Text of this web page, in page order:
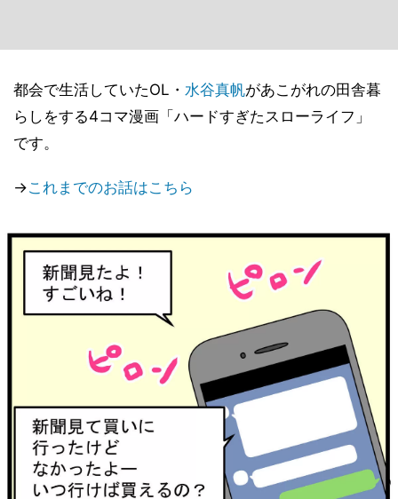
都会で生活していたOL・ 水谷真帆があこがれの田舎暮
らしをする4コマ漫画「ハードすぎたスローライフ」
です。
→これまでのお話はこちら